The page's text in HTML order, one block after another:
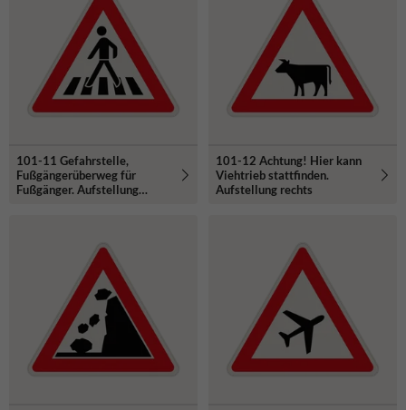
101-11 Gefahrstelle,
Fußgängerüberweg für
Fußgänger. Aufstellung
101-12 Achtung! Hier kann
Viehtrieb stattfinden.
Aufstellung rechts